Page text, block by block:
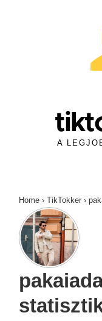
A
Home › TikTokker ›